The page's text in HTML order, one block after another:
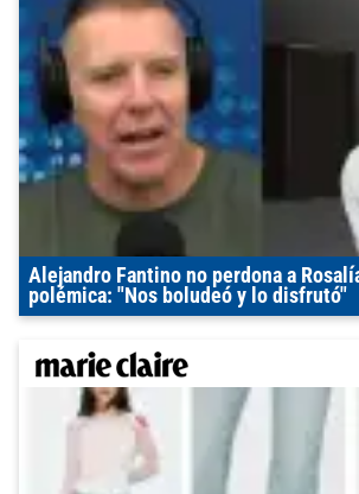
Alejandro Fantino no perdona a
polémica: "Nos boludeó y lo disfrutó"